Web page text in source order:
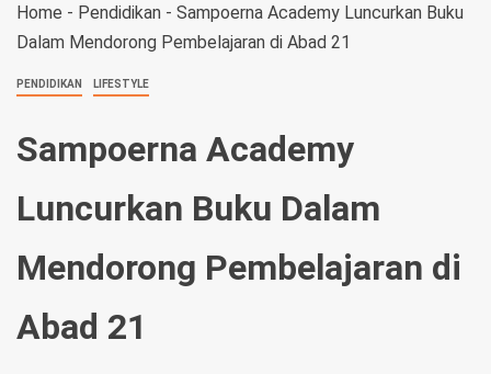
Home - Pendidikan - Sampoerna Academy Luncurkan Buku
Dalam Mendorong Pembelajaran di Abad 21
PENDIDIKAN LIFESTYLE
Sampoerna Academy
Luncurkan Buku Dalam
Mendorong Pembelajaran di
Abad 21